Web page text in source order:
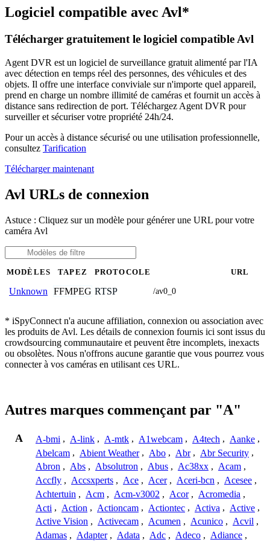
Logiciel compatible avec Avl*
Télécharger gratuitement le logiciel compatible Avl
Agent DVR est un logiciel de surveillance gratuit alimenté par l'IA
avec détection en temps réel des personnes, des véhicules et des
objets. Il offre une interface conviviale sur n'importe quel appareil,
prend en charge un nombre illimité de caméras et fournit un accès à
distance sans redirection de port. Téléchargez Agent DVR pour
surveiller et sécuriser votre propriété 24h/24.
Pour un accès à distance sécurisé ou une utilisation professionnelle,
consultez Tarification
Télécharger maintenant
Avl URLs de connexion
Astuce : Cliquez sur un modèle pour générer une URL pour votre
caméra Avl
MODÈLES TAPEZ PROTOCOLE URL
Unknown FFMPEG RTSP /av0_0
* iSpyConnect n'a aucune affiliation, connexion ou association avec
les produits de Avl. Les détails de connexion fournis ici sont issus du
crowdsourcing communautaire et peuvent être incomplets, inexacts
ou obsolètes. Nous n'offrons aucune garantie que vous pourrez vous
connecter à vos caméras en utilisant ces URL.
Autres marques commençant par "A"
A A-bmi , A-link , A-mtk , A1webcam , A4tech , Aanke ,
Abelcam , Abient Weather , Abo , Abr , Abr Security ,
Abron , Abs , Absolutron , Abus , Ac38xx , Acam ,
Accfly , Accsxperts , Ace , Acer , Aceri-bcn , Acesee ,
Achtertuin , Acm , Acm-v3002 , Acor , Acromedia ,
Acti , Action , Actioncam , Actiontec , Activa , Active ,
Active Vision , Activecam , Acumen , Acunico , Acvil ,
Adamas , Adapter , Adata , Adc , Adeco , Adiance ,